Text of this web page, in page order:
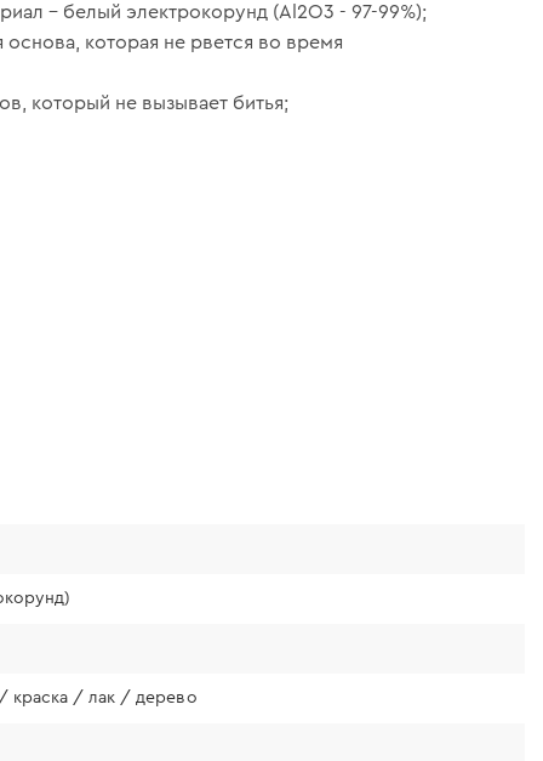
– белый электрокорунд (Al2O3 - 97-99%);
основа, которая не рвется во время
который не вызывает битья;
/ лак / дерево